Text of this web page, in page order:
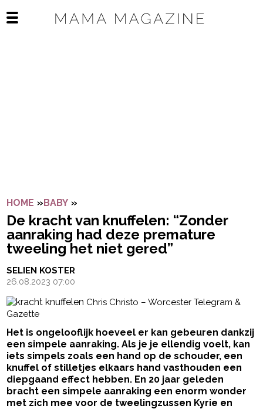
Open het mobiele menu
HOME »BABY »
De kracht van knuffelen: “Zonder
aanraking had deze premature
tweeling het niet gered”
SELIEN KOSTER
26.08.2023 07:00
Chris Christo – Worcester Telegram &
Gazette
Het is ongelooflijk hoeveel er kan gebeuren dankzij
een simpele aanraking. Als je je ellendig voelt, kan
iets simpels zoals een hand op de schouder, een
knuffel of stilletjes elkaars hand vasthouden een
diepgaand effect hebben. En 20 jaar geleden
bracht een simpele aanraking een enorm wonder
met zich mee voor de tweelingzussen Kyrie en